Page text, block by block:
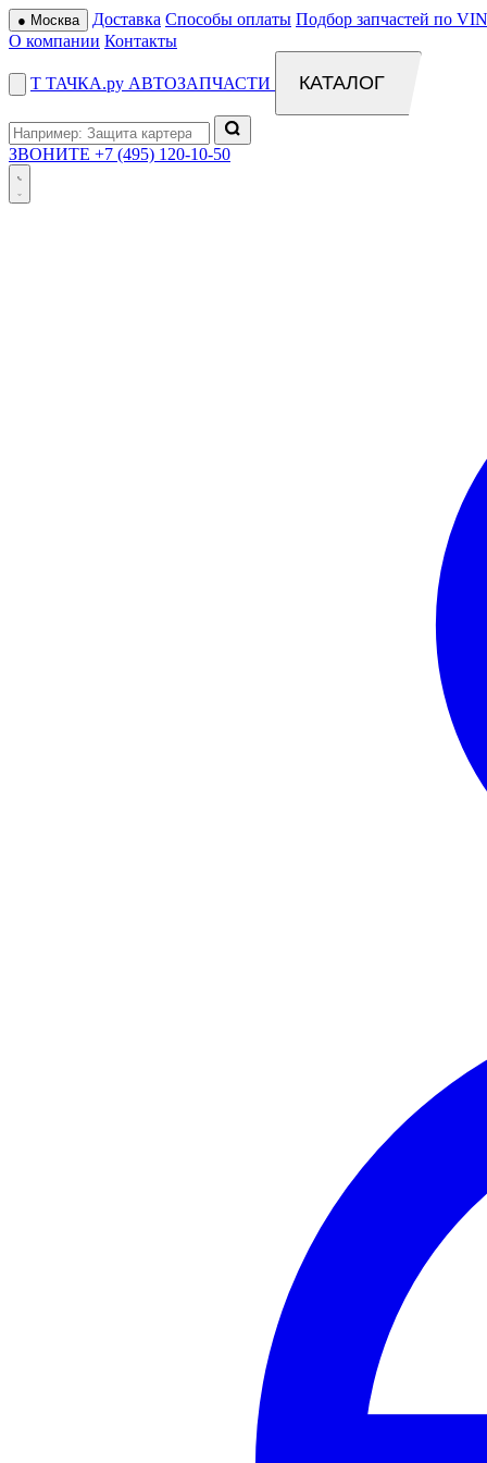
● Москва Доставка Способы оплаты Подбор запчастей по
О компании Контакты
Т ТАЧКА.ру АВТОЗАПЧАСТИ КАТАЛОГ
ЗВОНИТЕ +7 (495) 120-10-50